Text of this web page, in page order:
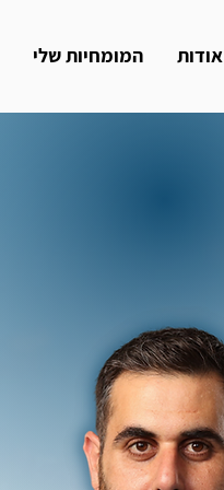
אודות המומחיות שלי